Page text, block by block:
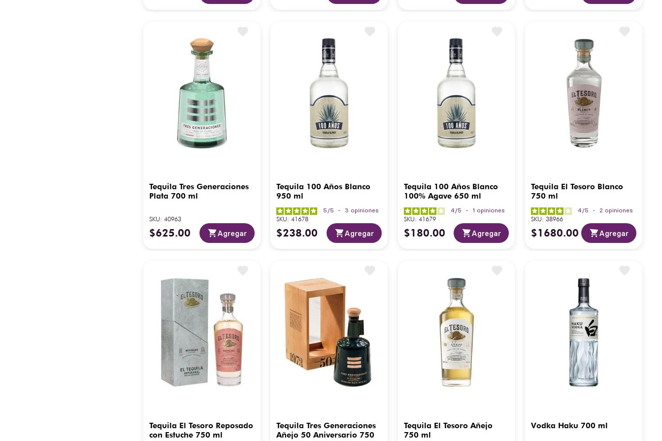
Tequila Tres Generaciones
Plata 700 ml
SKU:40963
$625.00 Agregar
Tequila 100 Años Blanco
950 ml
5 /5 - 3 opiniones
SKU:41678
$238.00 Agregar
Tequila 100 Años Blanco
100% Agave 650 ml
4 /5 - 1 opiniones
SKU: 41679
$180.00 Agregar
Tequila El Tesoro Blanco
750 ml
4 /5 - 2 opiniones
SKU:38966
$1680.00 Agregar
Tequila El Tesoro Reposado
con Estuche 750 ml
Tequila Tres Generaciones
Añejo 50 Aniversario 750
Tequila El Tesoro Añejo
750 ml
Vodka Haku 700 ml